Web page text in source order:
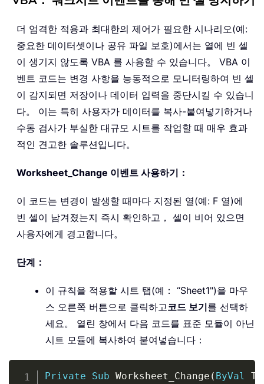
더 엄격한 적용과 최대한의 제어가 필요한 시나리오(예:
중요한 데이터셋이나 공유 파일 보호)에서는 열에 빈 셀
이 생기지 않도록 VBA 를 사용할 수 있습니다。 VBA 이
벤트 코드는 변경 사항을 능동적으로 모니터링하여 빈 셀
이 감지되면 저장이나 데이터 입력을 중단시킬 수 있습니
다。 이는 특히 사용자가 데이터를 복사-붙여넣기하거나
수동 검사가 부실한 대규모 시트를 작업할 때 매우 효과
적인 견고한 솔루션입니다。
Worksheet_Change 이벤트 사용하기：
이 코드는 변경이 발생할 때마다 지정된 열(예: F 열)에
빈 셀이 남겨졌는지 즉시 확인하고， 셀이 비어 있으면
사용자에게 경고합니다。
단계：
이 규칙을 적용할 시트 탭(예： “Sheet1")을 마우
스 오른쪽 버튼으로 클릭하고코드 보기를 선택하
세요。 열린 창에서 다음 코드를 표준 모듈이 아닌
시트 모듈에 복사하여 붙여넣습니다：
Private Sub Worksheet_Change ( ByVal
Copy